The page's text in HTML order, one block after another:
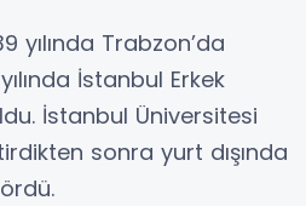
yılında Trabzon’da
İstanbul Erkek
İstanbul Üniversitesi
sonra yurt dışında